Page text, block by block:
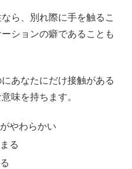
ら、別れ際に手を触るこ
ションの癖であることも
あなたにだけ接触がある
味を持ちます。
やわらかい
る